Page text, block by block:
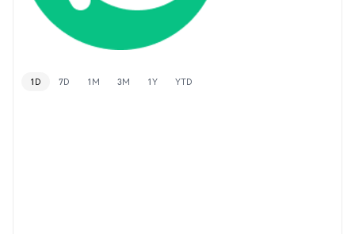
1D 7D 1M 3M 1Y YTD